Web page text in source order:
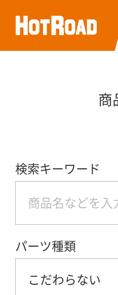
商
検索キーワード
パーツ種類
こだわらない